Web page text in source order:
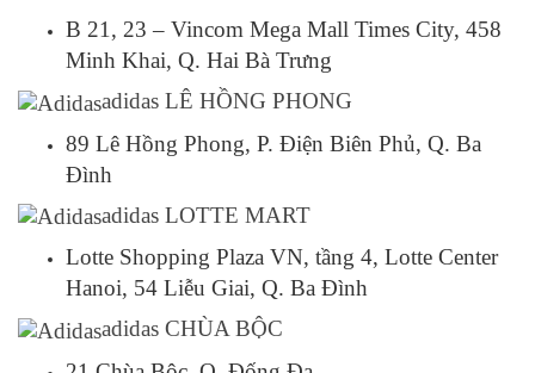
B 21, 23 – Vincom Mega Mall Times City, 458
Minh Khai, Q. Hai Bà Trưng
adidas LÊ HỒNG PHONG
89 Lê Hồng Phong, P. Điện Biên Phủ, Q. Ba
Đình
adidas LOTTE MART
Lotte Shopping Plaza VN, tầng 4, Lotte Center
Hanoi, 54 Liễu Giai, Q. Ba Đình
adidas CHÙA BỘC